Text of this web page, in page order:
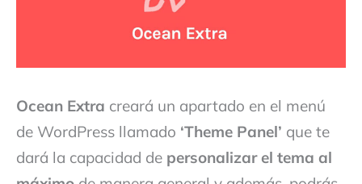
Ocean Extra creará un apartado en el menú
de WordPress llamado ‘Theme Panel’ que te
dará la capacidad de personalizar el tema al